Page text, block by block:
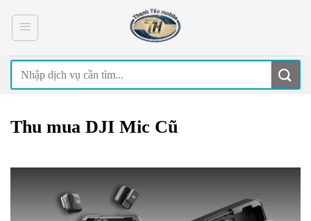
Thu mua DJI Mic Cũ